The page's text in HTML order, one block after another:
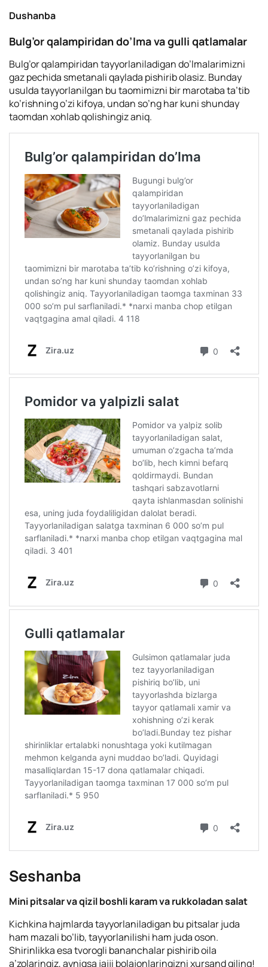
Dushanba
Bulg’or qalampiridan do’lma va gulli qatlamalar
Bulg’or qalampiridan tayyorlaniladigan do’lmalarimizni
gaz pechida smetanali qaylada pishirib olasiz. Bunday
usulda tayyorlanilgan bu taomimizni bir marotaba ta’tib
ko’rishning o’zi kifoya, undan so’ng har kuni shunday
taomdan xohlab qolishingiz aniq.
Seshanba
Mini pitsalar va qizil boshli karam va rukkoladan salat
Kichkina hajmlarda tayyorlaniladigan bu pitsalar juda
ham mazali bo’lib, tayyorlanilishi ham juda oson.
Shirinlikka esa tvorogli bananchalar pishirib oila
a’zolaringiz, ayniqsa jajji bolajonlaringizni xursand qiling!